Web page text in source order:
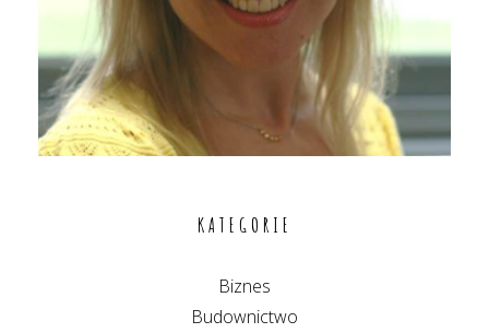
KATEGORIE
Biznes
Budownictwo